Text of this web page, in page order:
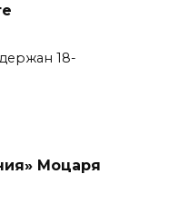
18-
Моцаря